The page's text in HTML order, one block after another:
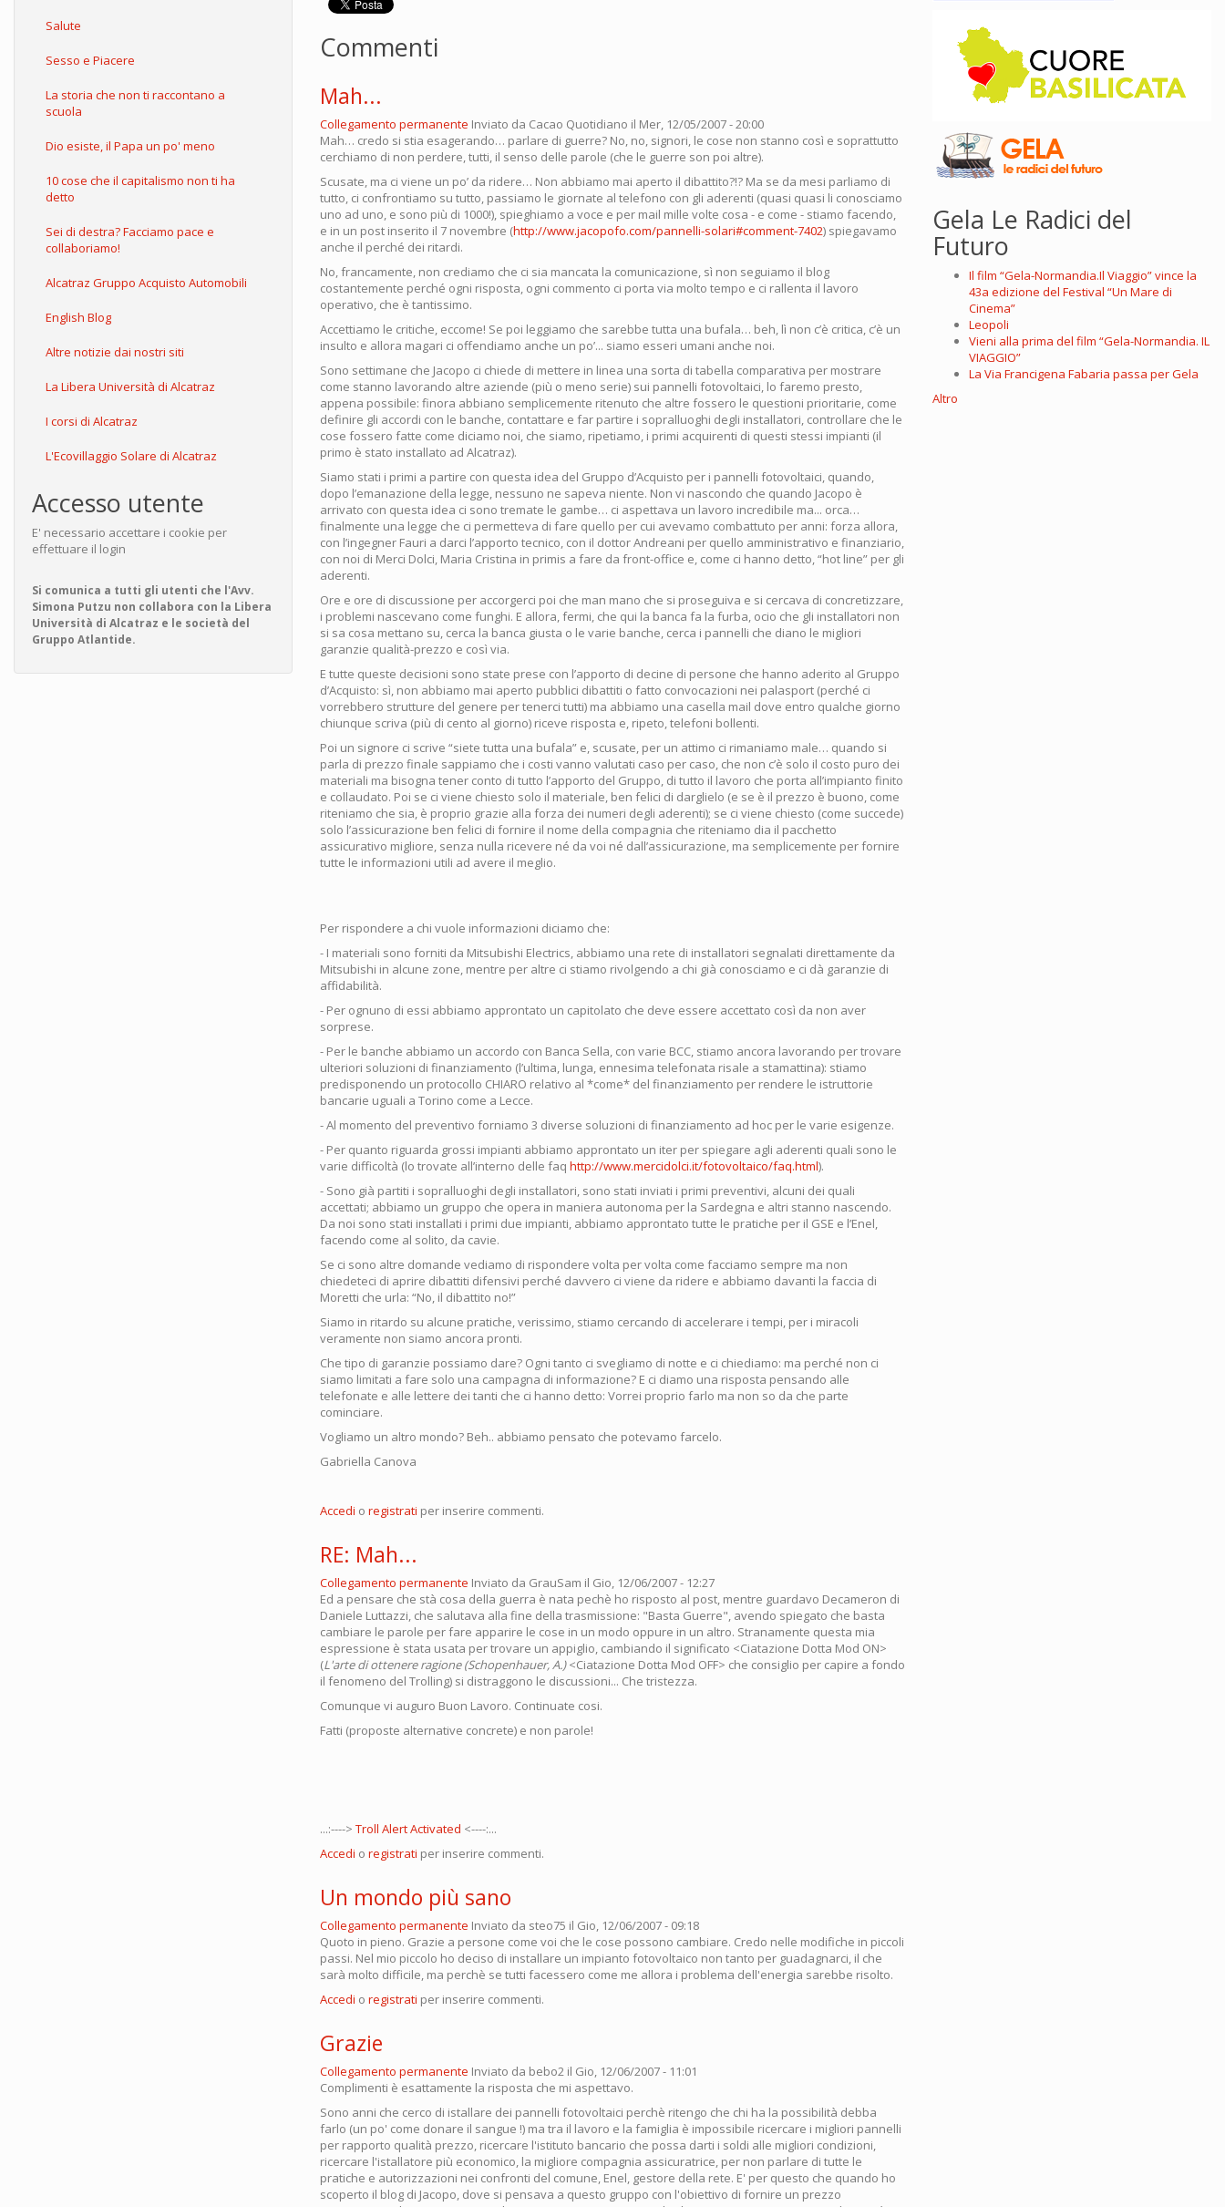
Salute
Sesso e Piacere
La storia che non ti raccontano a
scuola
Dio esiste, il Papa un po' meno
10 cose che il capitalismo non ti ha
detto
Sei di destra? Facciamo pace e
collaboriamo!
Alcatraz Gruppo Acquisto Automobili
English Blog
Altre notizie dai nostri siti
La Libera Università di Alcatraz
I corsi di Alcatraz
L'Ecovillaggio Solare di Alcatraz
Accesso utente
E' necessario accettare i cookie per
effettuare il login
Si comunica a tutti gli utenti che l'Avv.
Simona Putzu non collabora con la Libera
Università di Alcatraz e le società del
Gruppo Atlantide.
Commenti
Mah...
Collegamento permanente Inviato da Cacao Quotidiano il Mer, 12/05/2007 - 20:00
Mah… credo si stia esagerando… parlare di guerre? No, no, signori, le cose non stanno così e soprattutto
cerchiamo di non perdere, tutti, il senso delle parole (che le guerre son poi altre).
Scusate, ma ci viene un po’ da ridere… Non abbiamo mai aperto il dibattito?!? Ma se da mesi parliamo di
tutto, ci confrontiamo su tutto, passiamo le giornate al telefono con gli aderenti (quasi quasi li conosciamo
uno ad uno, e sono più di 1000!), spieghiamo a voce e per mail mille volte cosa - e come - stiamo facendo,
e in un post inserito il 7 novembre (http://www.jacopofo.com/pannelli-solari#comment-7402) spiegavamo
anche il perché dei ritardi.
No, francamente, non crediamo che ci sia mancata la comunicazione, sì non seguiamo il blog
costantemente perché ogni risposta, ogni commento ci porta via molto tempo e ci rallenta il lavoro
operativo, che è tantissimo.
Accettiamo le critiche, eccome! Se poi leggiamo che sarebbe tutta una bufala… beh, lì non c’è critica, c’è un
insulto e allora magari ci offendiamo anche un po’... siamo esseri umani anche noi.
Sono settimane che Jacopo ci chiede di mettere in linea una sorta di tabella comparativa per mostrare
come stanno lavorando altre aziende (più o meno serie) sui pannelli fotovoltaici, lo faremo presto,
appena possibile: finora abbiano semplicemente ritenuto che altre fossero le questioni prioritarie, come
definire gli accordi con le banche, contattare e far partire i sopralluoghi degli installatori, controllare che le
cose fossero fatte come diciamo noi, che siamo, ripetiamo, i primi acquirenti di questi stessi impianti (il
primo è stato installato ad Alcatraz).
Siamo stati i primi a partire con questa idea del Gruppo d’Acquisto per i pannelli fotovoltaici, quando,
dopo l’emanazione della legge, nessuno ne sapeva niente. Non vi nascondo che quando Jacopo è
arrivato con questa idea ci sono tremate le gambe… ci aspettava un lavoro incredibile ma... orca…
finalmente una legge che ci permetteva di fare quello per cui avevamo combattuto per anni: forza allora,
con l’ingegner Fauri a darci l’apporto tecnico, con il dottor Andreani per quello amministrativo e finanziario,
con noi di Merci Dolci, Maria Cristina in primis a fare da front-office e, come ci hanno detto, “hot line” per gli
aderenti.
Ore e ore di discussione per accorgerci poi che man mano che si proseguiva e si cercava di concretizzare,
i problemi nascevano come funghi. E allora, fermi, che qui la banca fa la furba, ocio che gli installatori non
si sa cosa mettano su, cerca la banca giusta o le varie banche, cerca i pannelli che diano le migliori
garanzie qualità-prezzo e così via.
E tutte queste decisioni sono state prese con l’apporto di decine di persone che hanno aderito al Gruppo
d’Acquisto: sì, non abbiamo mai aperto pubblici dibattiti o fatto convocazioni nei palasport (perché ci
vorrebbero strutture del genere per tenerci tutti) ma abbiamo una casella mail dove entro qualche giorno
chiunque scriva (più di cento al giorno) riceve risposta e, ripeto, telefoni bollenti.
Poi un signore ci scrive “siete tutta una bufala” e, scusate, per un attimo ci rimaniamo male… quando si
parla di prezzo finale sappiamo che i costi vanno valutati caso per caso, che non c’è solo il costo puro dei
materiali ma bisogna tener conto di tutto l’apporto del Gruppo, di tutto il lavoro che porta all’impianto finito
e collaudato. Poi se ci viene chiesto solo il materiale, ben felici di darglielo (e se è il prezzo è buono, come
riteniamo che sia, è proprio grazie alla forza dei numeri degli aderenti); se ci viene chiesto (come succede)
solo l’assicurazione ben felici di fornire il nome della compagnia che riteniamo dia il pacchetto
assicurativo migliore, senza nulla ricevere né da voi né dall’assicurazione, ma semplicemente per fornire
tutte le informazioni utili ad avere il meglio.
Per rispondere a chi vuole informazioni diciamo che:
- I materiali sono forniti da Mitsubishi Electrics, abbiamo una rete di installatori segnalati direttamente da
Mitsubishi in alcune zone, mentre per altre ci stiamo rivolgendo a chi già conosciamo e ci dà garanzie di
affidabilità.
- Per ognuno di essi abbiamo approntato un capitolato che deve essere accettato così da non aver
sorprese.
- Per le banche abbiamo un accordo con Banca Sella, con varie BCC, stiamo ancora lavorando per trovare
ulteriori soluzioni di finanziamento (l’ultima, lunga, ennesima telefonata risale a stamattina): stiamo
predisponendo un protocollo CHIARO relativo al *come* del finanziamento per rendere le istruttorie
bancarie uguali a Torino come a Lecce.
- Al momento del preventivo forniamo 3 diverse soluzioni di finanziamento ad hoc per le varie esigenze.
- Per quanto riguarda grossi impianti abbiamo approntato un iter per spiegare agli aderenti quali sono le
varie difficoltà (lo trovate all’interno delle faq http://www.mercidolci.it/fotovoltaico/faq.html).
- Sono già partiti i sopralluoghi degli installatori, sono stati inviati i primi preventivi, alcuni dei quali
accettati; abbiamo un gruppo che opera in maniera autonoma per la Sardegna e altri stanno nascendo.
Da noi sono stati installati i primi due impianti, abbiamo approntato tutte le pratiche per il GSE e l’Enel,
facendo come al solito, da cavie.
Se ci sono altre domande vediamo di rispondere volta per volta come facciamo sempre ma non
chiedeteci di aprire dibattiti difensivi perché davvero ci viene da ridere e abbiamo davanti la faccia di
Moretti che urla: “No, il dibattito no!”
Siamo in ritardo su alcune pratiche, verissimo, stiamo cercando di accelerare i tempi, per i miracoli
veramente non siamo ancora pronti.
Che tipo di garanzie possiamo dare? Ogni tanto ci svegliamo di notte e ci chiediamo: ma perché non ci
siamo limitati a fare solo una campagna di informazione? E ci diamo una risposta pensando alle
telefonate e alle lettere dei tanti che ci hanno detto: Vorrei proprio farlo ma non so da che parte
cominciare.
Vogliamo un altro mondo? Beh.. abbiamo pensato che potevamo farcelo.
Gabriella Canova
Accedi o registrati per inserire commenti.
RE: Mah...
Collegamento permanente Inviato da GrauSam il Gio, 12/06/2007 - 12:27
Ed a pensare che stà cosa della guerra è nata pechè ho risposto al post, mentre guardavo Decameron di
Daniele Luttazzi, che salutava alla fine della trasmissione: "Basta Guerre", avendo spiegato che basta
cambiare le parole per fare apparire le cose in un modo oppure in un altro. Stranamente questa mia
espressione è stata usata per trovare un appiglio, cambiando il significato <Ciatazione Dotta Mod ON>
(L'arte di ottenere ragione (Schopenhauer, A.)<Ciatazione Dotta Mod OFF> che consiglio per capire a fondo
il fenomeno del Trolling) si distraggono le discussioni... Che tristezza.
Comunque vi auguro Buon Lavoro. Continuate cosi.
Fatti (proposte alternative concrete) e non parole!
...:----> Troll Alert Activated <----:...
Accedi o registrati per inserire commenti.
Un mondo più sano
Collegamento permanente Inviato da steo75 il Gio, 12/06/2007 - 09:18
Quoto in pieno. Grazie a persone come voi che le cose possono cambiare. Credo nelle modifiche in piccoli
passi. Nel mio piccolo ho deciso di installare un impianto fotovoltaico non tanto per guadagnarci, il che
sarà molto difficile, ma perchè se tutti facessero come me allora i problema dell'energia sarebbe risolto.
Accedi o registrati per inserire commenti.
Grazie
Collegamento permanente Inviato da bebo2 il Gio, 12/06/2007 - 11:01
Complimenti è esattamente la risposta che mi aspettavo.
Sono anni che cerco di istallare dei pannelli fotovoltaici perchè ritengo che chi ha la possibilità debba
farlo (un po' come donare il sangue !) ma tra il lavoro e la famiglia è impossibile ricercare i migliori pannelli
per rapporto qualità prezzo, ricercare l'istituto bancario che possa darti i soldi alle migliori condizioni,
ricercare l'istallatore più economico, la migliore compagnia assicuratrice, per non parlare di tutte le
pratiche e autorizzazioni nei confronti del comune, Enel, gestore della rete. E' per questo che quando ho
scoperto il blog di Jacopo, dove si pensava a questo gruppo con l'obiettivo di fornire un prezzo
Gela Le Radici del
Futuro
Il film “Gela-Normandia.Il Viaggio” vince la
43a edizione del Festival “Un Mare di
Cinema”
Leopoli
Vieni alla prima del film “Gela-Normandia. IL
VIAGGIO”
La Via Francigena Fabaria passa per Gela
Altro